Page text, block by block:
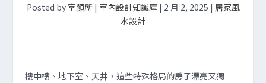
Posted by 室顏所 | 室內設計知識庫| 2 月 2, 2025 | 居家風
水設計
樓中樓、地下室、天井，這些特殊格局的房子漂亮又獨